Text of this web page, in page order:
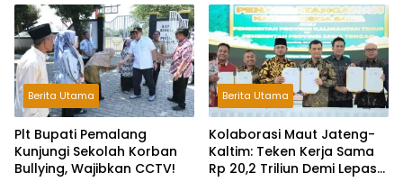
Pelaku Kejahatan Jalanan
Berita Utama
Plt Bupati Pemalang
Kunjungi Sekolah Korban
Bullying, Wajibkan CCTV!
Berita Utama
Kolaborasi Maut Jateng-
Kaltim: Teken Kerja Sama
Rp 20,2 Triliun Demi Lepas